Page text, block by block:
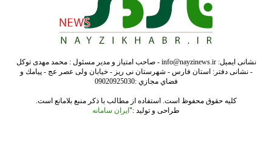
نشانی ایمیل: info@nayzinews.ir - صاحب امتیاز و مدیر مسئول : محمد مهدی توکل
- نشانی دفتر: استان فارس - شهرستان نی ریز - خیابان ولی عصر عج - پيامك و
فضاي مجازي :09020925030
کلیه حقوق محفوظ است. استفاده از مطالب با ذکر منبع بلامانع است.
طراحی و تولید :" ایران سامانه